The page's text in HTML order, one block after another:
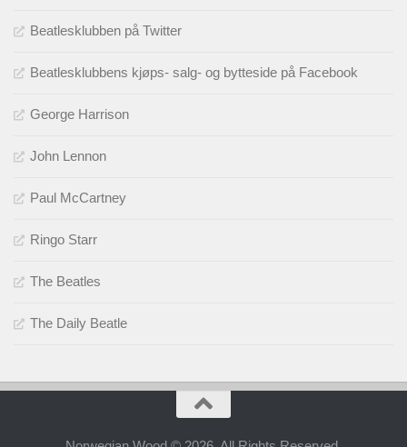
Beatlesklubben på Twitter
Beatlesklubbens kjøps- salg- og bytteside på Facebook
George Harrison
John Lennon
Paul McCartney
Ringo Starr
The Beatles
The Daily Beatle